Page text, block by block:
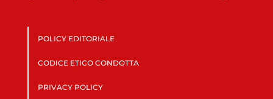
POLICY EDITORIALE
CODICE ETICO CONDOTTA
PRIVACY POLICY